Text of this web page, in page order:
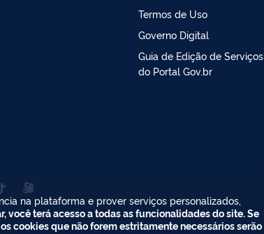
Termos de Uso
Governo Digital
Guia de Edição de Serviços
do Portal Gov.br
na plataforma e prover serviços personalizados,
você terá acesso a todas as funcionalidades do site. Se
cookies que não forem estritamente necessários serão